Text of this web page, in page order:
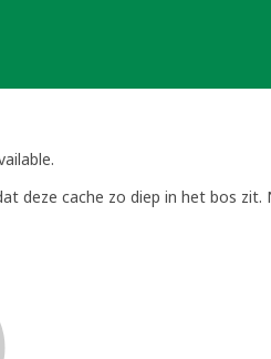
deze cache zo diep in het bos